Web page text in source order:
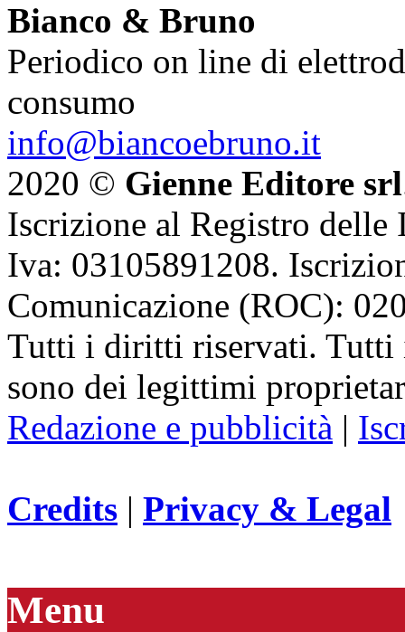
Bianco & Bruno
Periodico on line di
consumo
info@biancoebruno.it
2020 © Gienne Editore srl
Iscrizione al Registro delle
Iva: 03105891208.
Comunicazione (ROC):
Tutti i diritti riservati. Tutti
sono dei legittimi
Redazione e pubblicità |
Credits | Privacy & Legal
Menu